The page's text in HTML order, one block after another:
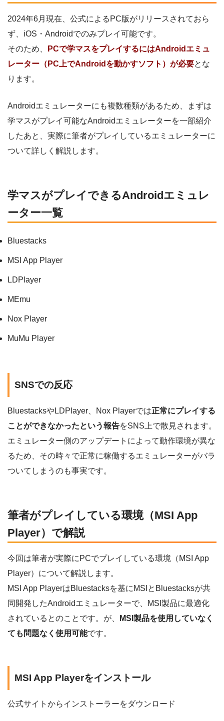
2024年6月現在、公式によるPC版がリリースされておら
ず、iOS・Androidでのみプレイ可能です。
そのため、
PCで学マスをプレイするにはAndroidエミュ
レーター（PC上でAndroidを動かすソフト）が必要とな
ります。
Androidエミュレーターにも複数種類があるため、まずは
学マスがプレイ可能なAndroidエミュレーターを一部紹介
したあと、実際に筆者がプレイしているエミュレーターに
ついて詳しく解説します。
学マスがプレイできるAndroidエミュレ
ーター一覧
Bluestacks
MSI App Player
LDPlayer
MEmu
Nox Player
MuMu Player
SNSでの反応
BluestacksやLDPlayer、Nox Playerでは正常にプレイする
ことができなかったという報告をSNS上で散見されます。
エミュレーター側のアップデートによって動作環境が異な
るため、その時々で正常に稼働するエミュレーターがバラ
ついてしまうのも事実です。
筆者がプレイしている環境（MSI App
Player）で解説
今回は筆者が実際にPCでプレイしている環境（MSI App
Player）について解説します。
MSI App PlayerはBluestacksを基にMSIとBluestacksが共
同開発したAndroidエミュレーターで、MSI製品に最適化
されているとのことです。が、
MSI製品を使用していなく
ても問題なく使用可能です。
MSI App Playerをインストール
公式サイトからインストーラーをダウンロード